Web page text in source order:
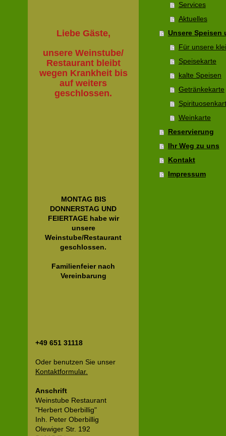
Liebe Gäste,
unsere Weinstube/
Restaurant bleibt
wegen Krankheit bis
auf weiters
geschlossen.
MONTAG BIS
DONNERSTAG UND
FEIERTAGE habe wir
unsere
Weinstube/Restaurant
geschlossen.
Familienfeier nach
Vereinbarung
+49 651 31118
Oder benutzen Sie unser
Kontaktformular.
Anschrift
Weinstube Restaurant
"Herbert Oberbillig"
Inh. Peter Oberbillig
Olewiger Str. 192
Services
Aktuelles
Unsere Speisen
Für unsere
Speisekarte
kalte Speisen
Getränkekarte
Weinkarte
Reservierung
Ihr Weg zu uns
Kontakt
Impressum